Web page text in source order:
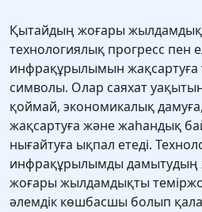
Қытайдың жоғары
технологиялық прогресс пен
инфрақұрылымын
символы. Олар саяхат
қоймай, экономикалық
жақсартуға және жаһандық
нығайтуға ықпал етеді.
инфрақұрылымды дамытудың
жоғары жылдамдықты
әлемдік көшбасшы болып қала